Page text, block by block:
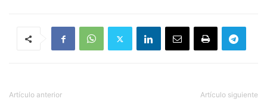
Artículo anterior Artículo siguiente